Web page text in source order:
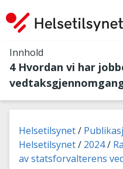
Innhold
4 Hvordan vi har
Du er her:
Helsetilsynet
Helsetilsynet
2024
av statsforvalterens